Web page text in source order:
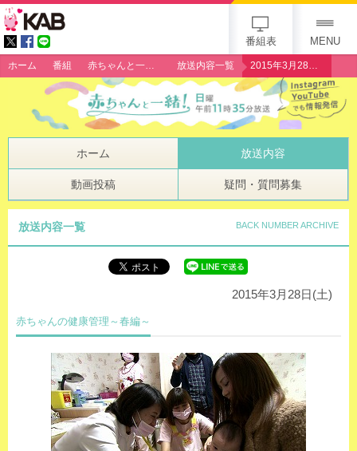
番組表 MENU
ホーム 番組 赤ちゃんと一緒！ 放送内容一覧 2015年3月28日（土）「赤ちゃんの健康管理～春編～」
ホーム 放送内容
動画投稿 疑問・質問募集
放送内容一覧 BACK NUMBER ARCHIVE
2015年3月28日(土)
赤ちゃんの健康管理～春編～